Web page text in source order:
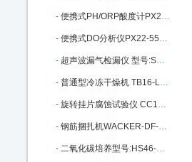
- 便携式PH/ORP酸度计PX22-MI106：M343693
- 便携式DO分析仪PX22-550A库号：M343694
- 超声波漏气检漏仪 型号:SD44-CS530 M356204
- 普通型冷冻干燥机 TB16-LGJ-25C M369078
- 旋转挂片腐蚀试验仪 CC12-RCC-3 M376653
- 钢筋捆扎机WACKER-DF-16库号：M383957
- 二氧化碳培养型号:HS46-HH.CP库号：M394455